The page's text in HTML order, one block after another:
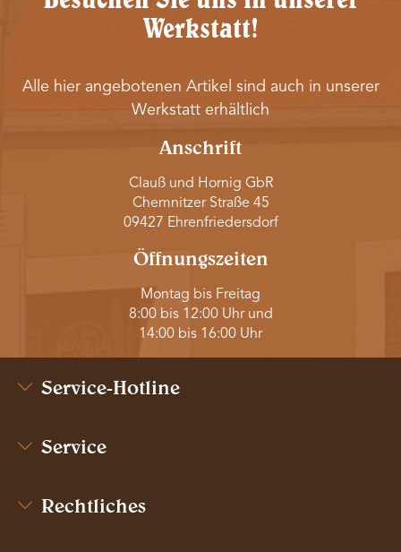
Werkstatt!
Alle hier angebotenen Artikel sind auch in unserer
Werkstatt erhältlich
Anschrift
Clauß und Hornig GbR
Chemnitzer Straße 45
09427 Ehrenfriedersdorf
Öffnungszeiten
Montag bis Freitag
8:00 bis 12:00 Uhr und
14:00 bis 16:00 Uhr
Service-Hotline
Service
Rechtliches